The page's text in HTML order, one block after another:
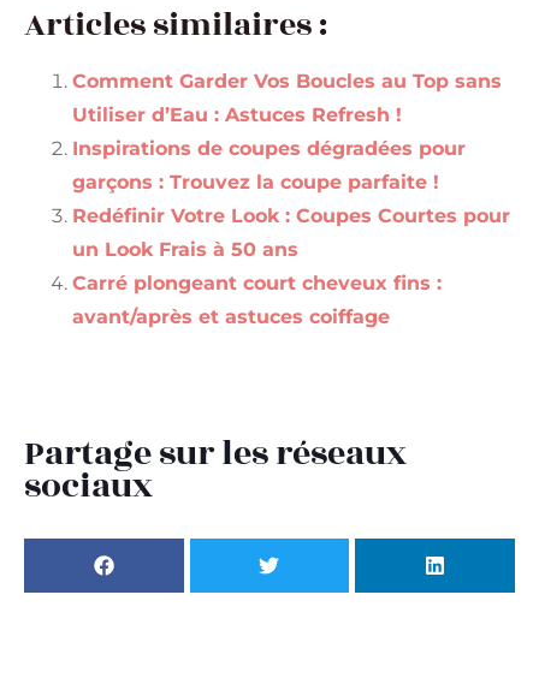
Articles similaires :
Comment Garder Vos Boucles au Top sans
Utiliser d’Eau : Astuces Refresh !
Inspirations de coupes dégradées pour
garçons : Trouvez la coupe parfaite !
Redéfinir Votre Look : Coupes Courtes pour
un Look Frais à 50 ans
Carré plongeant court cheveux fins :
avant/après et astuces coiffage
Partage sur les réseaux
sociaux